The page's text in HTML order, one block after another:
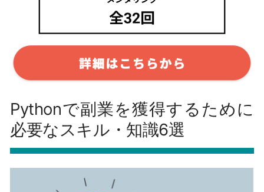
Pythonで副業を獲得するために
必要なスキル・知識6選